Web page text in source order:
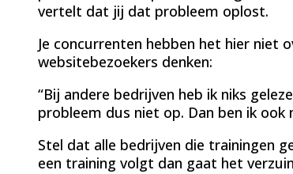
vertelt dat jij dat probleem oplost.
Je concurrenten hebben het hier niet
websitebezoekers denken:
“Bij andere bedrijven heb ik niks
probleem dus niet op. Dan ben ik
Stel dat alle bedrijven die trainingen
een training volgt dan gaat het